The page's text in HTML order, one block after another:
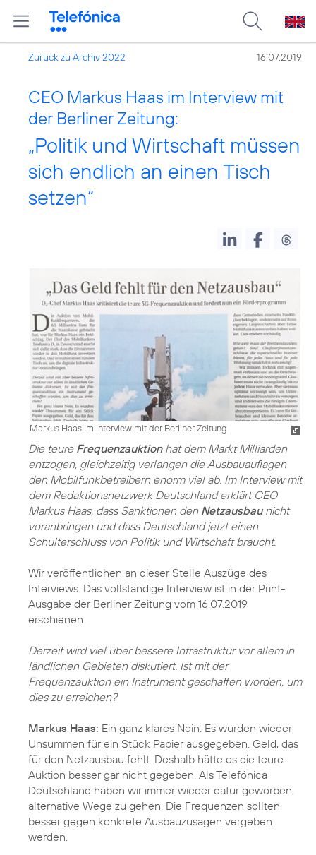
Zurück zu Archiv 2022 16.07.2019
CEO Markus Haas im Interview mit
der Berliner Zeitung:
„Politik und Wirtschaft müssen
sich endlich an einen Tisch
setzen“
Markus Haas im Interview mit der Berliner Zeitung
Die teure Frequenzauktion hat dem Markt Milliarden
entzogen, gleichzeitig verlangen die Ausbauauflagen
den Mobilfunkbetreibern enorm viel ab. Im Interview mit
dem Redaktionsnetzwerk Deutschland erklärt CEO
Markus Haas, dass Sanktionen den Netzausbau nicht
voranbringen und dass Deutschland jetzt einen
Schulterschluss von Politik und Wirtschaft braucht.
Wir veröffentlichen an dieser Stelle Auszüge des
Interviews. Das vollständige Interview ist in der Print-
Ausgabe der Berliner Zeitung vom 16.07.2019
erschienen.
Derzeit wird viel über bessere Infrastruktur vor allem in
ländlichen Gebieten diskutiert. Ist mit der
Frequenzauktion ein Instrument geschaffen worden, um
dies zu erreichen?
Markus Haas: Ein ganz klares Nein. Es wurden wieder
Unsummen für ein Stück Papier ausgegeben. Geld, das
für den Netzausbau fehlt. Deshalb hätte es die teure
Auktion besser gar nicht gegeben. Als Telefónica
Deutschland haben wir immer wieder dafür geworben,
alternative Wege zu gehen. Die Frequenzen sollten
besser gegen konkrete Ausbauzusagen vergeben
werden.